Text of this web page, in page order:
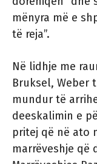
mënyra më e
të reja”.
Në lidhje me
Bruksel, Weber
mundur të
deeskalimin e
pritej që në ato
marrëveshje që